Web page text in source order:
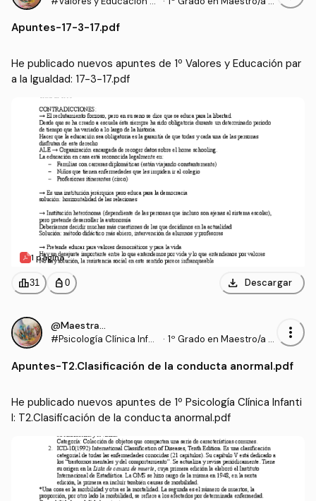
Apuntes-17-3-17.pdf
He publicado nuevos apuntes de 1º Valores y Educación par
a la Igualdad: 17-3-17.pdf
1 página
leaderboard31 personal_bag 0 download Descargar
@Maestrasu
#Psicología Clínica Infan
· 1º Grado en Maestro/a d
C)
more_vert
Apuntes-T2.Clasificación de la conducta anormal.pdf
He publicado nuevos apuntes de 1º Psicología Clínica Infanti
l: T2.Clasificación de la conducta anormal.pdf